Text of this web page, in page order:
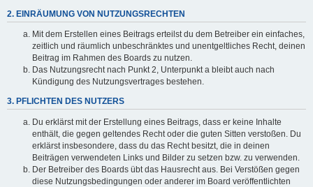
2. EINRÄUMUNG VON NUTZUNGSRECHTEN
Mit dem Erstellen eines Beitrags erteilst du dem Betreiber ein einfaches,
zeitlich und räumlich unbeschränktes und unentgeltliches Recht, deinen
Beitrag im Rahmen des Boards zu nutzen.
Das Nutzungsrecht nach Punkt 2, Unterpunkt a bleibt auch nach
Kündigung des Nutzungsvertrages bestehen.
3. PFLICHTEN DES NUTZERS
Du erklärst mit der Erstellung eines Beitrags, dass er keine Inhalte
enthält, die gegen geltendes Recht oder die guten Sitten verstoßen. Du
erklärst insbesondere, dass du das Recht besitzt, die in deinen
Beiträgen verwendeten Links und Bilder zu setzen bzw. zu verwenden.
Der Betreiber des Boards übt das Hausrecht aus. Bei Verstößen gegen
diese Nutzungsbedingungen oder anderer im Board veröffentlichten